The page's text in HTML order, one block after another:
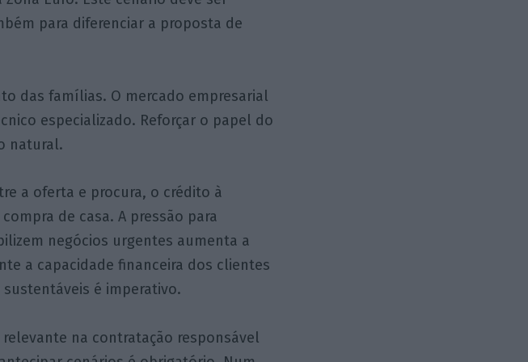
para diferenciar a proposta de
das famílias. O mercado empresarial
especializado. Reforçar o papel do
natural.
a oferta e procura, o crédito à
de casa. A pressão para
negócios urgentes aumenta a
a capacidade financeira dos clientes
é imperativo.
na contratação responsável